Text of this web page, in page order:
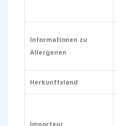
Informationen zu
Allergenen
Herkunftsland
Importeur